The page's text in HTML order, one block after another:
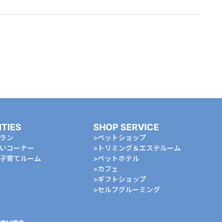
ン
コーナー
育てルーム
SHOP SERVICE
ペットショップ
トリミング＆エステルーム
ペットホテル
カフェ
ギフトショップ
セルフグルーミング